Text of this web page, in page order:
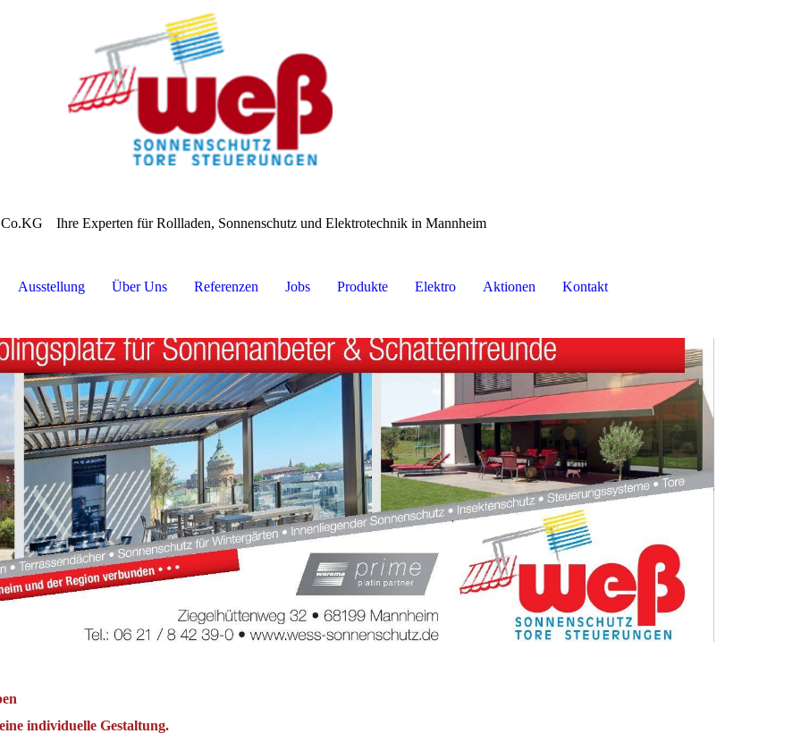
Ihre Experten für Rollladen, Sonnenschutz und Elektrotechnik in Mannheim
Ausstellung Über Uns Referenzen Jobs Produkte Elektro Aktionen Kontakt
individuelle Gestaltung.